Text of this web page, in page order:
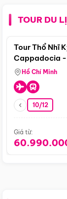
TOUR DU
Tour Thổ Nhĩ
Cappadocia -
Hồ Chí Minh
10/12
Giá từ: